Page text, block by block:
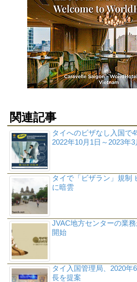
関連記事
タイへのビザなし入国で
2022年10月1日～2023年3
タイで「ビザラン」規制
に暗雲
JVAC地方センターの業
開始
タイ入国管理局、2020年
長を提案